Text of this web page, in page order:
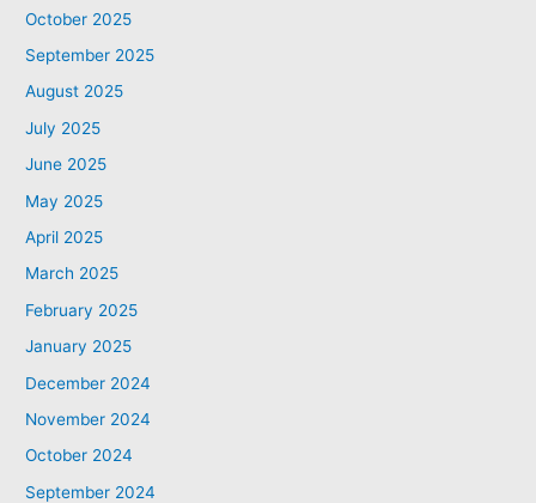
October 2025
September 2025
August 2025
July 2025
June 2025
May 2025
April 2025
March 2025
February 2025
January 2025
December 2024
November 2024
October 2024
September 2024